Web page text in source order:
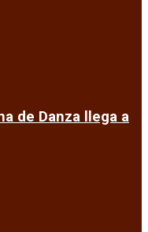
de Danza llega a